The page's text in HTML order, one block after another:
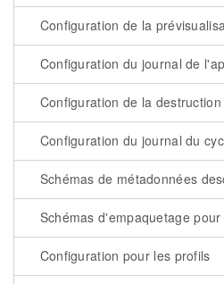
Configuration de la
Configuration du journal de
Configuration de la destruction
Configuration du journal du
Schémas de métadonnées
Schémas d'empaquetage
Configuration pour les profils